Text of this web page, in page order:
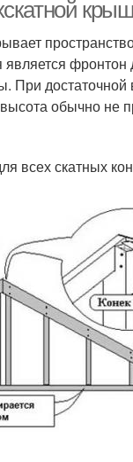
является
При
обычно не
всех скатных